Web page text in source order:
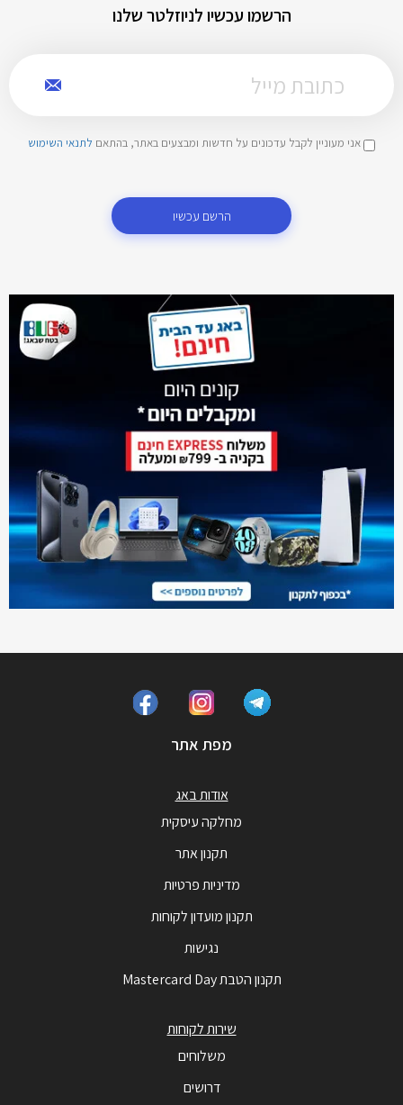
הרשמו עכשיו לניוזלטר שלנו
אני מעוניין לקבל עדכונים על חדשות ומבצעים באתר, בהתאם לתנאי השימוש
הרשם עכשיו
מפת אתר
אודות באג
מחלקה עיסקית
תקנון אתר
מדיניות פרטיות
תקנון מועדון לקוחות
נגישות
תקנון הטבת Mastercard Day
שירות לקוחות
משלוחים
דרושים